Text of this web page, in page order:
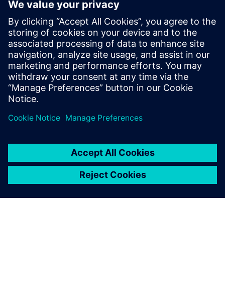
Pročitajte
Studija slučaja| Korištenje digitalizacije za poboljšanje
održivosti smanjenjem potrošnje papira, tinte i energije
Blog| Otključavanje digitalne transformacije u CPG-u:
Upravljanje budućnošću inovativnih personaliziranih
proizvoda